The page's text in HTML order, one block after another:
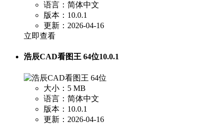
语言：简体中文
版本：10.0.1
更新：2026-04-16
立即查看
浩辰CAD看图王 64位10.0.1
大小：5 MB
语言：简体中文
版本：10.0.1
更新：2026-04-16